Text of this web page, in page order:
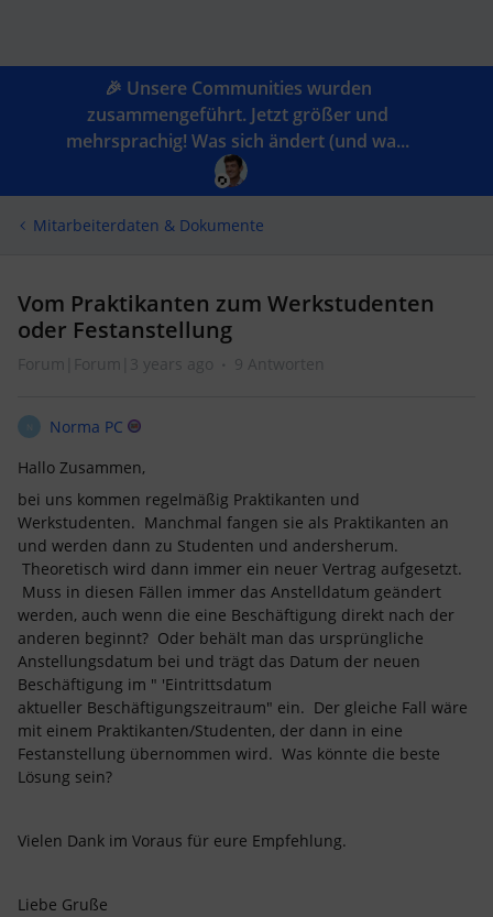
🎉 Unsere Communities wurden
zusammengeführt. Jetzt größer und
mehrsprachig! Was sich ändert (und wa...
Mitarbeiterdaten & Dokumente
Vom Praktikanten zum Werkstudenten
oder Festanstellung
Forum|Forum|3 years ago 9 Antworten
N
Norma PC
Hallo Zusammen,
bei uns kommen regelmäßig Praktikanten und
Werkstudenten. Manchmal fangen sie als Praktikanten an
und werden dann zu Studenten und andersherum.
Theoretisch wird dann immer ein neuer Vertrag aufgesetzt.
Muss in diesen Fällen immer das Anstelldatum geändert
werden, auch wenn die eine Beschäftigung direkt nach der
anderen beginnt? Oder behält man das ursprüngliche
Anstellungsdatum bei und trägt das Datum der neuen
Beschäftigung im " 'Eintrittsdatum
aktueller Beschäftigungszeitraum" ein. Der gleiche Fall wäre
mit einem Praktikanten/Studenten, der dann in eine
Festanstellung übernommen wird. Was könnte die beste
Lösung sein?
Vielen Dank im Voraus für eure Empfehlung.
Liebe Gruße